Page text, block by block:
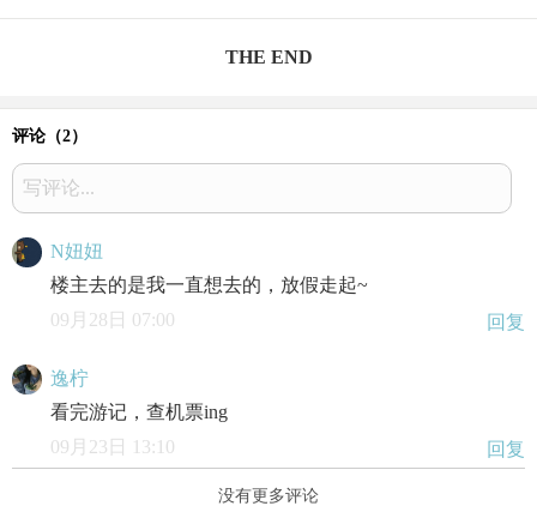
THE END
评论（2）
写评论...
N妞妞
楼主去的是我一直想去的，放假走起~
回复
09月28日 07:00
逸柠
看完游记，查机票ing
回复
09月23日 13:10
没有更多评论